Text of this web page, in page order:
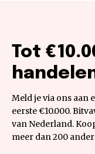
Tot
Meld je via ons aan
eerste €10.000.
van Nederland.
meer dan 200